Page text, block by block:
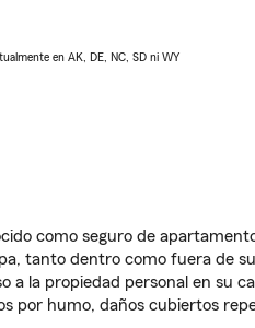
en AK, DE, NC, SD ni WY
como seguro de
tanto dentro como fuera de
a la propiedad personal en su
por humo, daños cubiertos